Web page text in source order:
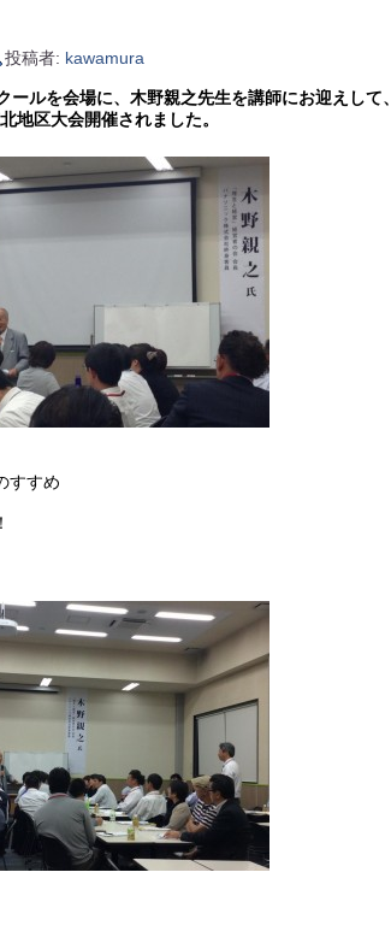
投稿者: kawamura
ルを会場に、木野親之先生を講師にお迎えして、
地区大会開催されました。
すすめ